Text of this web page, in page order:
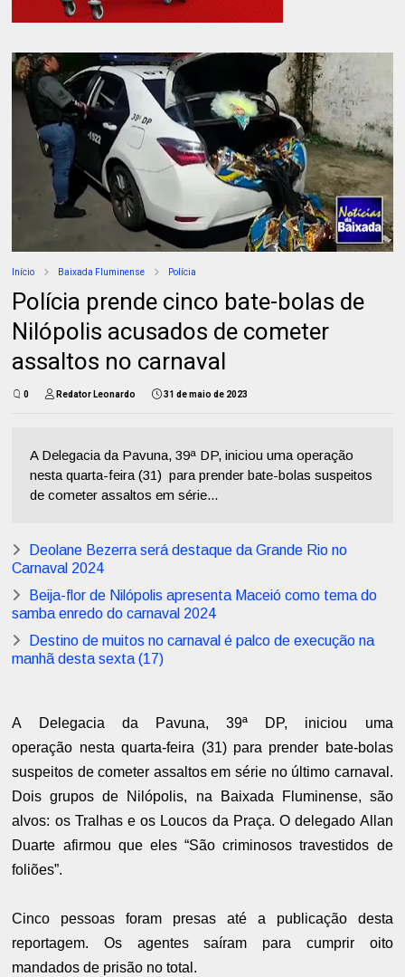
Início Baixada Fluminense Polícia
Polícia prende cinco bate-bolas de
Nilópolis acusados de cometer
assaltos no carnaval
0 Redator Leonardo 31 de maio de 2023
A Delegacia da Pavuna, 39ª DP, iniciou uma operação
nesta quarta-feira (31) para prender bate-bolas suspeitos
de cometer assaltos em série...
Deolane Bezerra será destaque da Grande Rio no
Carnaval 2024
Beija-flor de Nilópolis apresenta Maceió como tema do
samba enredo do carnaval 2024
Destino de muitos no carnaval é palco de execução na
manhã desta sexta (17)
A Delegacia da Pavuna, 39ª DP, iniciou uma
operação nesta quarta-feira (31) para prender bate-bolas
suspeitos de cometer assaltos em série no último carnaval.
Dois grupos de Nilópolis, na Baixada Fluminense, são
alvos: os Tralhas e os Loucos da Praça. O delegado Allan
Duarte afirmou que eles“São criminosos travestidos de
foliões”.
Cinco pessoas foram presas até a publicação desta
reportagem. Os agentes saíram para cumprir oito
mandados de prisão no total.